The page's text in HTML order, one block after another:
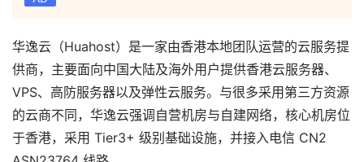
华逸云（Huahost）是一家由香港本地团队运营的云服务提
供商，主要面向中国大陆及海外用户提供香港云服务器、
VPS、高防服务器以及弹性云服务。与很多采用第三方资源
的云商不同，华逸云强调自营机房与自建网络，核心机房位
于香港，采用 Tier3+ 级别基础设施，并接入电信 CN2